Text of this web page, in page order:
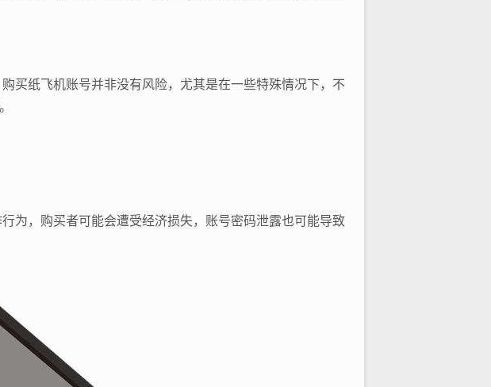
买纸飞机账号并非没有风险，尤其是在一些特殊情况下，不
为，购买者可能会遭受经济损失，账号密码泄露也可能导致